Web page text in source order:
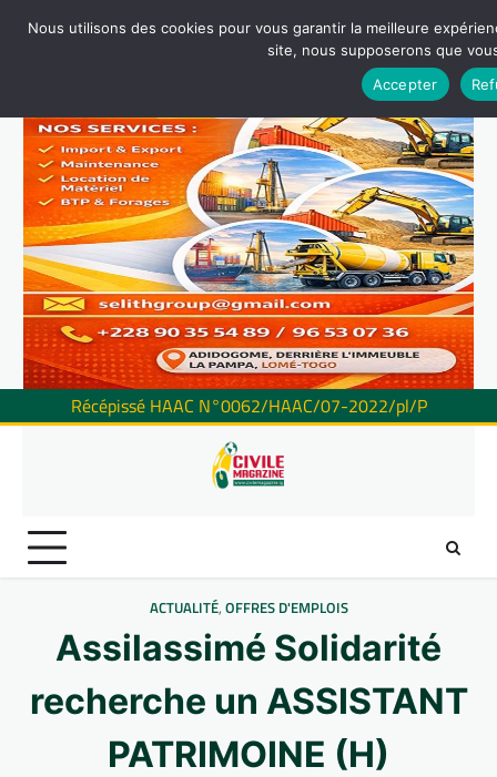
Récépissé HAAC N°0062/HAAC/07-2022/pl/P
ACTUALITÉ, OFFRES D'EMPLOIS
Assilassimé Solidarité
recherche un ASSISTANT
PATRIMOINE (H)
Nous utilisons des cookies pour vous garantir la meilleure
site, nous supposerons que
Accepter